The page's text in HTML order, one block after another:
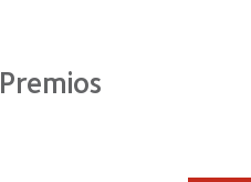
Premios